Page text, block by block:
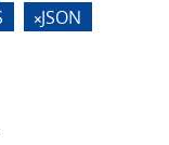
JSON